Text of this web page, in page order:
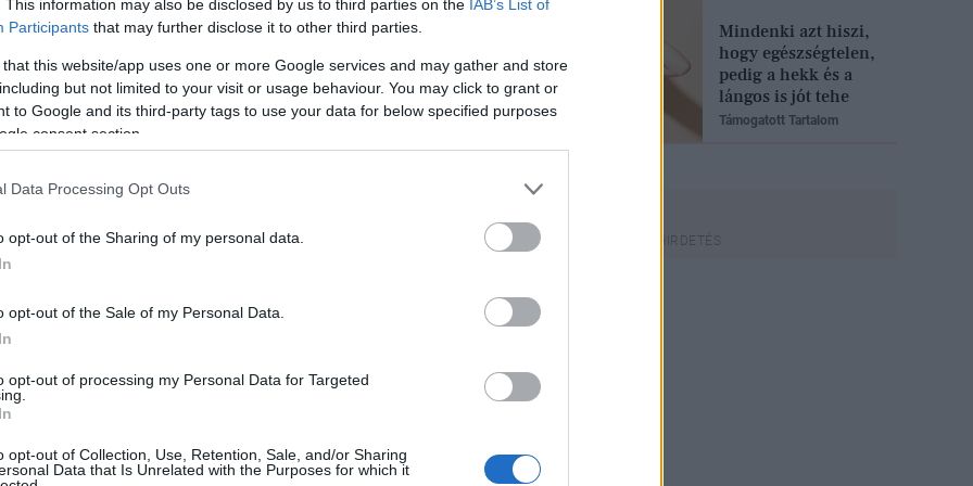
This information may also be disclosed by us to third parties on the IAB’s List of
Participants that may further disclose it to other third parties.
that this website/app uses one or more Google services and may gather and store
but not limited to your visit or usage behaviour. You may click to grant or
to Google and its third-party tags to use your data for below specified purposes
consent section.
Data Processing Opt Outs
opt-out of the Sharing of my personal data.
opt-out of the Sale of my Personal Data.
opt-out of processing my Personal Data for Targeted
opt-out of Collection, Use, Retention, Sale, and/or Sharing
Data that Is Unrelated with the Purposes for which it
Kopjafa nevet viselő kollekciója
előterében.
Hotels-lánc többi tagja, úgy a W
építi fel designját és keresi a
jött létre a Nanushkával való
a Magyarországról induló,
hasonlósága jelenti: alapvető
a történelmi, a régi és az új
magyar kulturális vonatkozással
származó, 500 éves
az elhunyt személyes
tárgyként - az örökség
kapcsolódó kézműves
nyelven.
Mindenki azt hiszi,
hogy egészségtelen,
pedig a hekk és a
lángos is jót tehe
Támogatott Tartalom